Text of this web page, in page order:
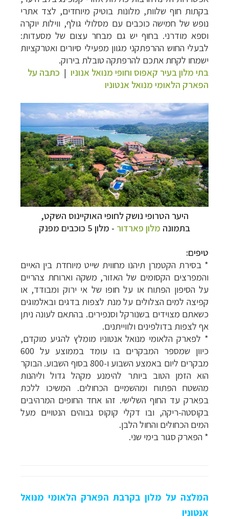
בקתות חוף שלוות, מלונות בוטיק מיוחדים, לצד אתרי
נופש של חמישה כוכבים עם מסלולי גולף, ווילות יוקרה
וספא מודרני. בחוף יש גם מבחר עצום של מסעדות:
לבעלי החוש ההרפתקני מגוון מפעילי סיורים ואטרקציות
ישמחו לקחת אתכם להרפתקה טובלת בירוק.
בתי מלון בעיר קאפוס וחופי מנואל אנוניו | כתבה על
הפארק הלאומי מנואל אנטוניו
היער הטרופי נושק לחופי האוקיינוס השקט,
בתמונה מלון פארדור - מלון 5 כוכבים מפנק
טיפים:
* בסירת הקטמרן תיהנו מחווית שייט מיוחדת בין האיים
והמפרצים הקסומים של האזור, משקה וארוחת צהריים
על הסיפון הפתוח או על חופו של אי ירוק ומבודד, או
קפיצה למים הצלולים על מנת לצפות בדגים ובאלמוגים
כשאתם מצוידים בשנורקל וסנפירים. בהתאם לעונה ניתן
אף לצפות בדולפינים ולווייתנים.
* לפארק הלאומי מנואל אנטוניו מומלץ להגיע מוקדם,
כיוון שמספר המבקרים בו עומד בממוצע על 600
מבקרים ליום באמצע השבוע ו-800 בסוף השבוע. הבוקר
הוא הזמן הטוב ביותר להימנע מקהל גדול וליהנות
מהשטח הפתוח ומהשמיים הכחולים. המשיכו ללכת
בפארק עד החוף השלישי. זהו אחד החופים המרהיבים
בקוסטה-ריקה, ובו דקלי קוקוס גבוהים הנטויים מעל
המים הכחולים והחול הלבן.
* הפארק סגור בימי שני.
המלצה על מלון בקרבת הפארק הלאומי מנואל
אנטוניו
מסלולים מוכנים ב-11 יעדים –לחצו לבחירת המסלול
המתאים לכם »
מעטפת לוגיסטית מלאה: מלונות, רכב ופעילויות